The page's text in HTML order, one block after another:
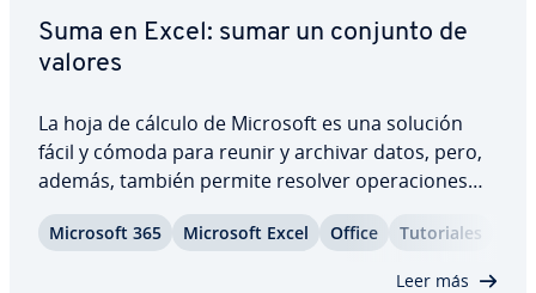
Suma en Excel: sumar un conjunto de
valores
La hoja de cálculo de Microsoft es una solución
fácil y cómoda para reunir y archivar datos, pero,
además, también permite resolver ope­ra­cio­nes
ma­te­má­ti­cas. Con la función SUMA de Excel se
pueden sumar, por ejemplo, los valores de ciertas
Microsoft 365 Microsoft Excel Office Tu­to­ria­les
Leer más